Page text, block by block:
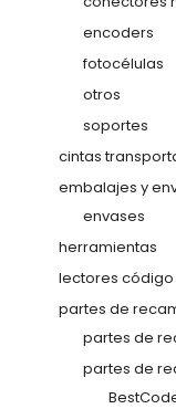
encoders
fotocélulas
otros
soportes
cintas
embalajes y
envases
herramientas
lectores
partes de
partes de
partes de